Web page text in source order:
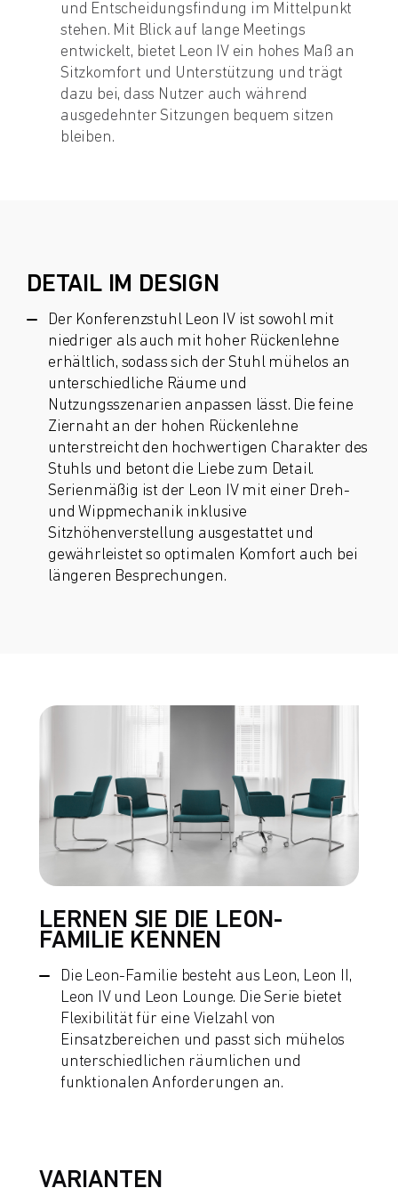
und Entscheidungsfindung im Mittelpunkt
stehen. Mit Blick auf lange Meetings
entwickelt, bietet Leon IV ein hohes Maß an
Sitzkomfort und Unterstützung und trägt
dazu bei, dass Nutzer auch während
ausgedehnter Sitzungen bequem sitzen
bleiben.
DETAIL IM DESIGN
Der Konferenzstuhl Leon IV ist sowohl mit
niedriger als auch mit hoher Rückenlehne
erhältlich, sodass sich der Stuhl mühelos an
unterschiedliche Räume und
Nutzungsszenarien anpassen lässt. Die feine
Ziernaht an der hohen Rückenlehne
unterstreicht den hochwertigen Charakter des
Stuhls und betont die Liebe zum Detail.
Serienmäßig ist der Leon IV mit einer Dreh-
und Wippmechanik inklusive
Sitzhöhenverstellung ausgestattet und
gewährleistet so optimalen Komfort auch bei
längeren Besprechungen.
LERNEN SIE DIE LEON-
FAMILIE KENNEN
Die Leon-Familie besteht aus Leon, Leon II,
Leon IV und Leon Lounge. Die Serie bietet
Flexibilität für eine Vielzahl von
Einsatzbereichen und passt sich mühelos
unterschiedlichen räumlichen und
funktionalen Anforderungen an.
VARIANTEN